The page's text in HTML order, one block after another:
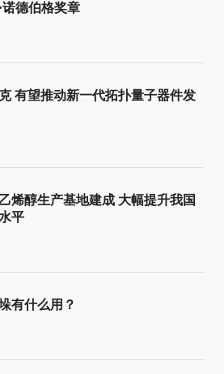
德伯格奖章
有望推动新一代拓扑量子器件发
烯醇生产基地建成 大幅提升我国
平
有什么用？